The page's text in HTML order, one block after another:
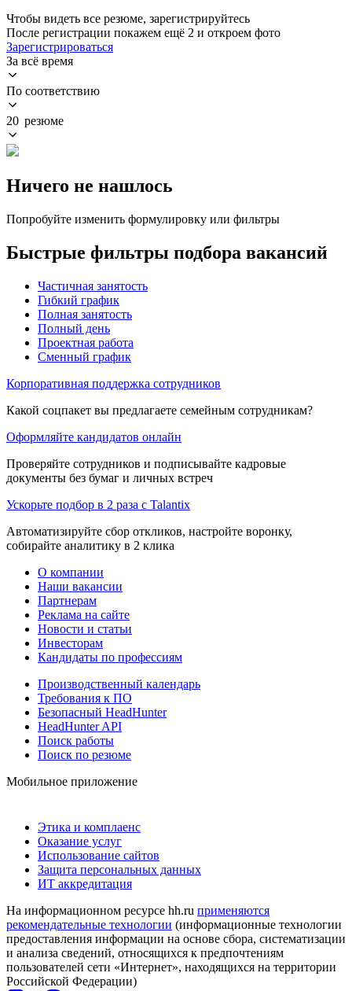
Чтобы видеть все резюме, зарегистрируйтесь
После регистрации покажем ещё 2 и откроем фото
Зарегистрироваться
За всё время
По соответствию
20 резюме
Ничего не нашлось
Попробуйте изменить формулировку или фильтры
Быстрые фильтры подбора вакансий
Частичная занятость
Гибкий график
Полная занятость
Полный день
Проектная работа
Сменный график
Корпоративная поддержка сотрудников
Какой соцпакет вы предлагаете семейным сотрудникам?
Оформляйте кандидатов онлайн
Проверяйте сотрудников и подписывайте кадровые
документы без бумаг и личных встреч
Ускорьте подбор в 2 раза с Talantix
Автоматизируйте сбор откликов, настройте воронку,
собирайте аналитику в 2 клика
О компании
Наши вакансии
Партнерам
Реклама на сайте
Новости и статьи
Инвесторам
Кандидаты по профессиям
Производственный календарь
Требования к ПО
Безопасный HeadHunter
HeadHunter API
Поиск работы
Поиск по резюме
Мобильное приложение
Этика и комплаенс
Оказание услуг
Использование сайтов
Защита персональных данных
ИТ аккредитация
На информационном ресурсе hh.ru применяются
рекомендательные технологии (информационные технологии
предоставления информации на основе сбора, систематизации
и анализа сведений, относящихся к предпочтениям
пользователей сети «Интернет», находящихся на территории
Российской Федерации)